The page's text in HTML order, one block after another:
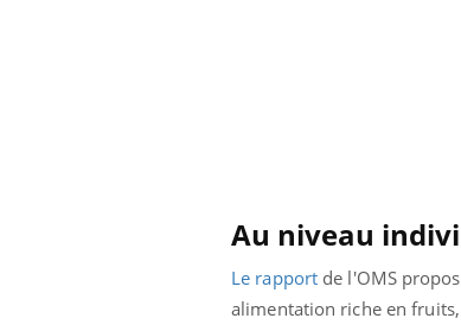
Au niveau
Le rapport de l'OMS
alimentation riche en